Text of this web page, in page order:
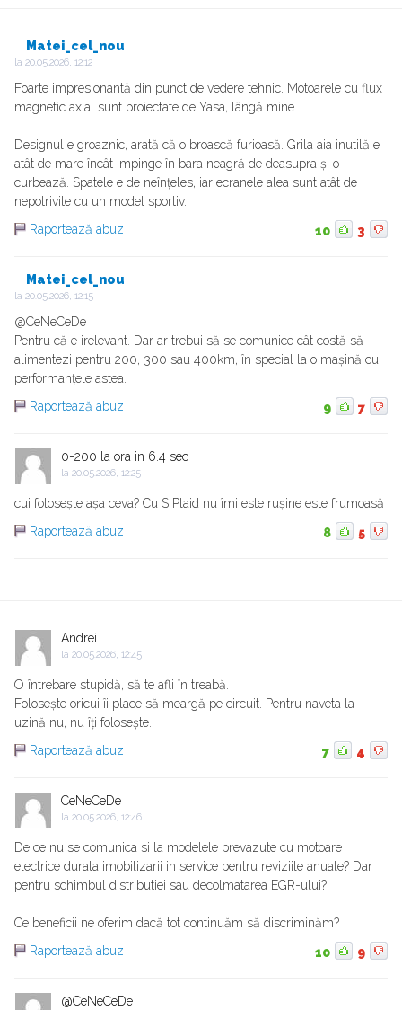
Matei_cel_nou
la 20.05.2026, 12:12
Foarte impresionantă din punct de vedere tehnic. Motoarele cu flux
magnetic axial sunt proiectate de Yasa, lângă mine.
Designul e groaznic, arată că o broască furioasă. Grila aia inutilă e
atât de mare încât impinge în bara neagră de deasupra și o
curbează. Spatele e de neînțeles, iar ecranele alea sunt atât de
nepotrivite cu un model sportiv.
Raportează abuz
10 3
Matei_cel_nou
la 20.05.2026, 12:15
@CeNeCeDe
Pentru că e irelevant. Dar ar trebui să se comunice cât costă să
alimentezi pentru 200, 300 sau 400km, în special la o mașină cu
performanțele astea.
Raportează abuz
9 7
0-200 la ora in 6.4 sec
la 20.05.2026, 12:25
cui folosește așa ceva? Cu S Plaid nu îmi este rușine este frumoasă
Raportează abuz
8 5
Andrei
la 20.05.2026, 12:45
O întrebare stupidă, să te afli în treabă.
Folosește oricui îi place să meargă pe circuit. Pentru naveta la
uzină nu, nu îți folosește.
Raportează abuz
7 4
CeNeCeDe
la 20.05.2026, 12:46
De ce nu se comunica si la modelele prevazute cu motoare
electrice durata imobilizarii in service pentru reviziile anuale? Dar
pentru schimbul distributiei sau decolmatarea EGR-ului?
Ce beneficii ne oferim dacă tot continuăm să discriminăm?
Raportează abuz
10 9
@CeNeCeDe